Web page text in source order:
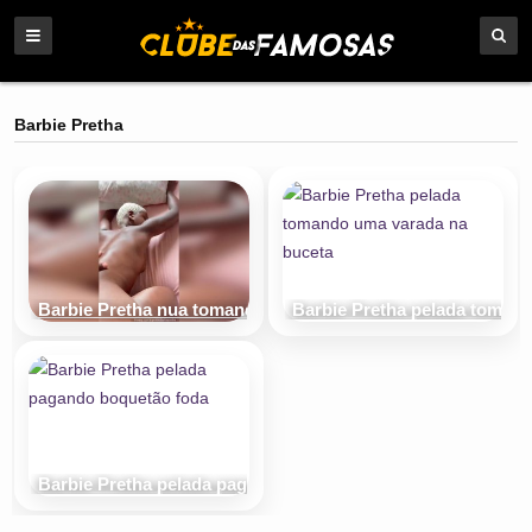
Barbie Pretha
Barbie Pretha nua tomando uma ferrada na xoxota
Barbie Pretha pelada
Barbie Pretha pelada pagando boquetão foda